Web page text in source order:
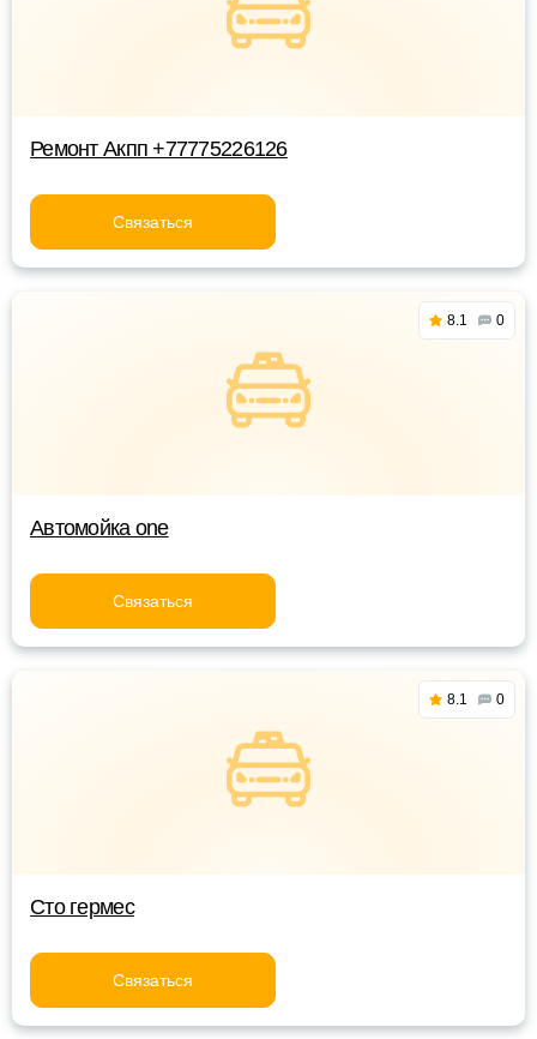
Ремонт Акпп +77775226126
Связаться
8.1 0
Автомойка one
Связаться
8.1 0
Сто гермес
Связаться